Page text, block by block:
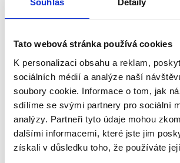
Souhlas Detaily
Tato webová stránka používá cookies
K personalizaci obsahu a reklam,
sociálních médií a analýze naší
soubory cookie. Informace o tom, jak
sdílíme se svými partnery pro sociální
analýzy. Partneři tyto údaje mohou
dalšími informacemi, které jste jim
získali v důsledku toho, že používáte
21. 4. 2026